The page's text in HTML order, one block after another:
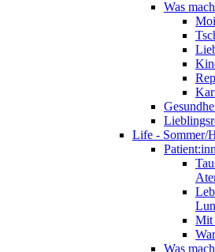
Was
Life - Sommer/
Mit
Was